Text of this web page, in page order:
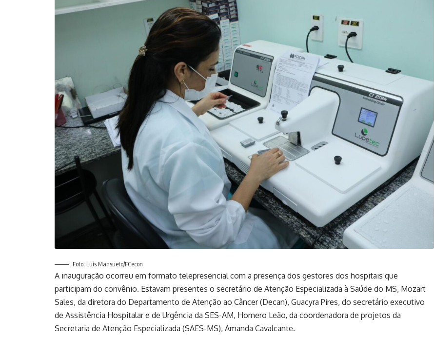
Foto: Luís Mansueto/FCecon
A inauguração ocorreu em formato telepresencial com a presença dos gestores dos hospitais que
participam do convênio. Estavam presentes o secretário de Atenção Especializada à Saúde do MS, Mozart
Sales, da diretora do Departamento de Atenção ao Câncer (Decan), Guacyra Pires, do secretário executivo
de Assistência Hospitalar e de Urgência da SES-AM, Homero Leão, da coordenadora de projetos da
Secretaria de Atenção Especializada (SAES-MS), Amanda Cavalcante.